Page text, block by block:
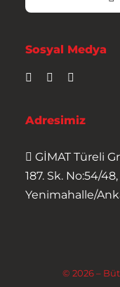
Sosyal Medya
Adresimiz
GİMAT Türeli
187. Sk. No:54/
Yenimahalle/
© 2026 –